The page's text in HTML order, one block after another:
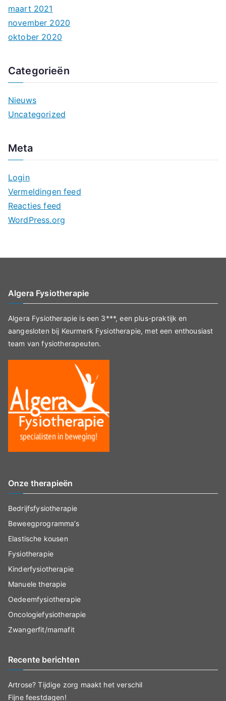
maart 2021
november 2020
oktober 2020
Categorieën
Nieuws
Uncategorized
Meta
Login
Vermeldingen feed
Reacties feed
WordPress.org
Algera Fysiotherapie
Algera Fysiotherapie is een 3***, een plus-praktijk en
aangesloten bij Keurmerk Fysiotherapie, met een enthousiast
team van fysiotherapeuten.
Onze therapieën
Bedrijfsfysiotherapie
Beweegprogramma’s
Elastische kousen
Fysiotherapie
Kinderfysiotherapie
Manuele therapie
Oedeemfysiotherapie
Oncologiefysiotherapie
Zwangerfit/mamafit
Recente berichten
Artrose? Tijdige zorg maakt het verschil
Fijne feestdagen!